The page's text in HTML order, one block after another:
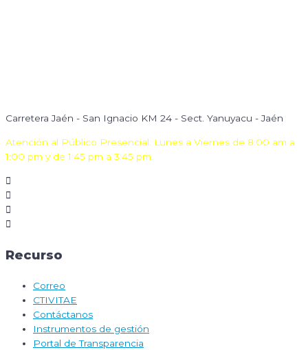
Carretera Jaén - San Ignacio KM 24 - Sect. Yanuyacu - Jaén
Atención al Público Presencial: Lunes a Viernes de 8:00 am a
1:00 pm y de 1:45 pm a 3:45 pm.
Recurso
Correo
CTIVITAE
Contáctanos
Instrumentos de gestión
Portal de Transparencia